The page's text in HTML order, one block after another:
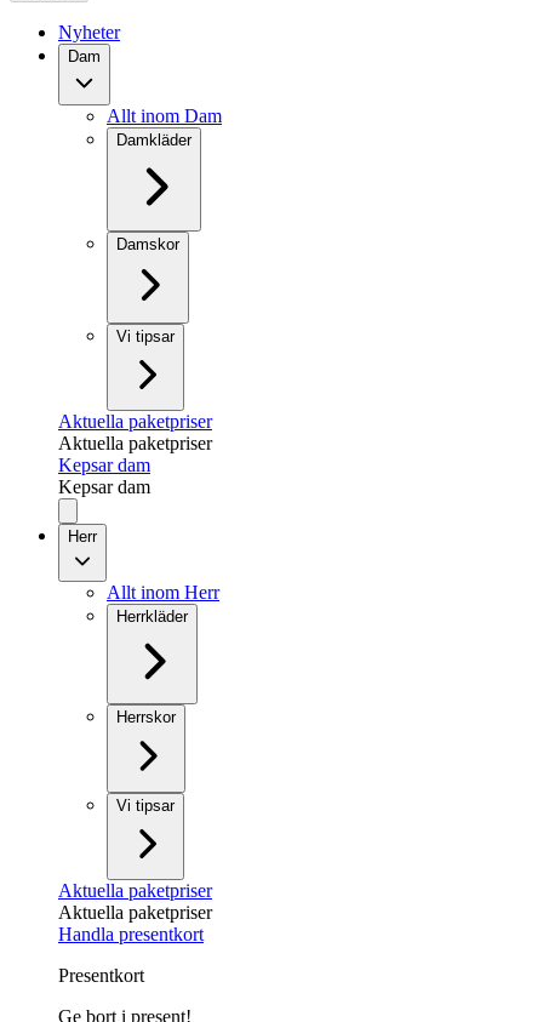
Nyheter
Dam
Allt inom Dam
Damkläder
Damskor
Vi tipsar
Aktuella paketpriser
Aktuella paketpriser
Kepsar dam
Kepsar dam
Herr
Allt inom Herr
Herrkläder
Herrskor
Vi tipsar
Aktuella paketpriser
Aktuella paketpriser
Handla presentkort
Presentkort
Ge bort i present!